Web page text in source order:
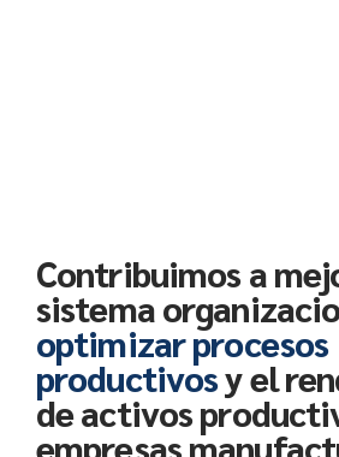
Contribuimos a
sistema
optimizar procesos
productivosy el
de activos
empresas
0
6
7
8
0
1
4
5
6
0
3
4
5
3
4
5